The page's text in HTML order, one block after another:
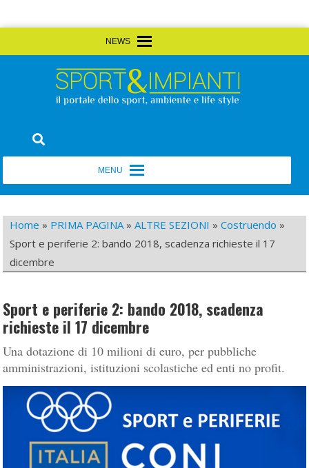
to
Sport&Impianti
Home » PRIMA PAGINA»ALTRE SEZIONI »Costruendo »
Sport e periferie 2: bando 2018, scadenza richieste il 17
dicembre
Sport e periferie 2: bando 2018, scadenza
richieste il 17 dicembre
Una dotazione di 10 milioni di euro, per pubbliche
amministrazioni, istituzioni scolastiche ed enti no profit.